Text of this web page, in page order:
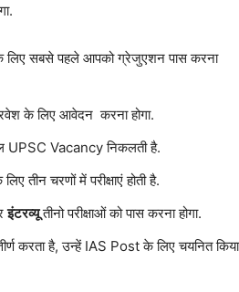
के लिए सबसे पहले आपको ग्रेजुएशन पास करना
के लिए आवेदन करना होगा.
UPSC Vacancy निकलती है.
तीन चरणों में परीक्षाएं होती है.
इंटरव्यूतीनो परीक्षाओं को पास करना होगा.
करता है, उन्हें IAS Post के लिए चयनित किया